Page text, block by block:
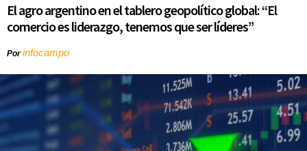
El agro argentino en el tablero geopolítico global: “El
comercio es liderazgo, tenemos que ser líderes”
Porinfocampo